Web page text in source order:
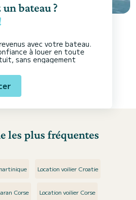
un bateau ?
avec votre bateau.
à louer en toute
sans engagement
les plus fréquentes
Location voilier Croatie
Corse Location voilier Corse